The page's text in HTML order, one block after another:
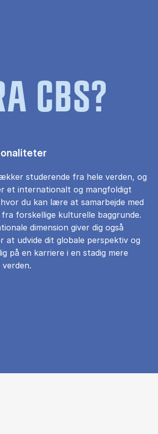
CBS?
studerende fra hele verden, og
et internationalt og mangfoldigt
du kan lære at samarbejde med
forskellige kulturelle baggrunde.
dimension giver dig også
at udvide dit globale perspektiv og
på en karriere i en stadig mere